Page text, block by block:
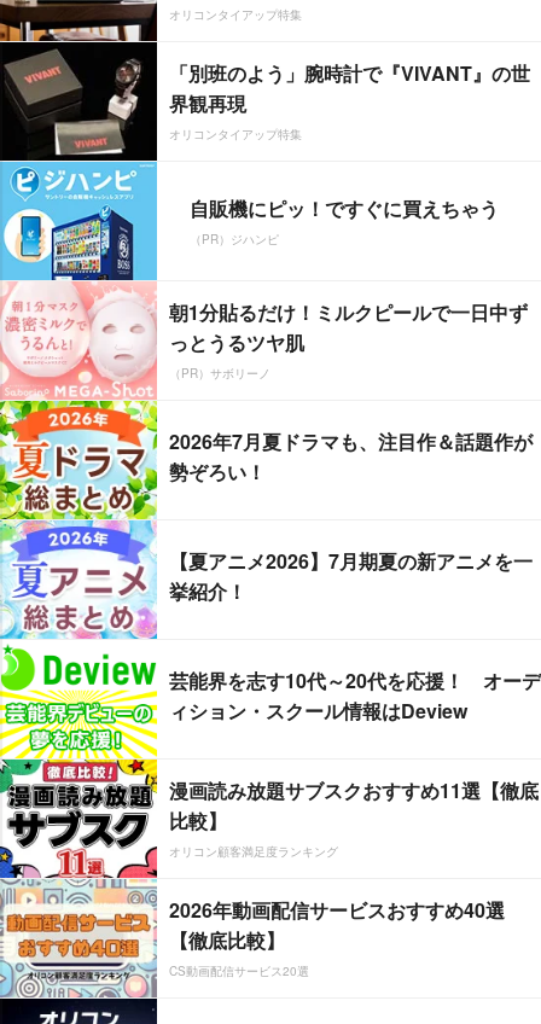
オリコンタイアップ特集
「別班のよう」腕時計で『VIVANT』の世
界観再現
オリコンタイアップ特集
自販機にピッ！ですぐに買えちゃう
（PR）ジハンピ
朝1分貼るだけ！ミルクピールで一日中ず
っとうるツヤ肌
（PR）サボリーノ
2026年7月夏ドラマも、注目作＆話題作が
勢ぞろい！
【夏アニメ2026】7月期夏の新アニメを一
挙紹介！
芸能界を志す10代～20代を応援！ オーデ
ィション・スクール情報はDeview
漫画読み放題サブスクおすすめ11選【徹底
比較】
オリコン顧客満足度ランキング
2026年動画配信サービスおすすめ40選
【徹底比較】
CS動画配信サービス20選